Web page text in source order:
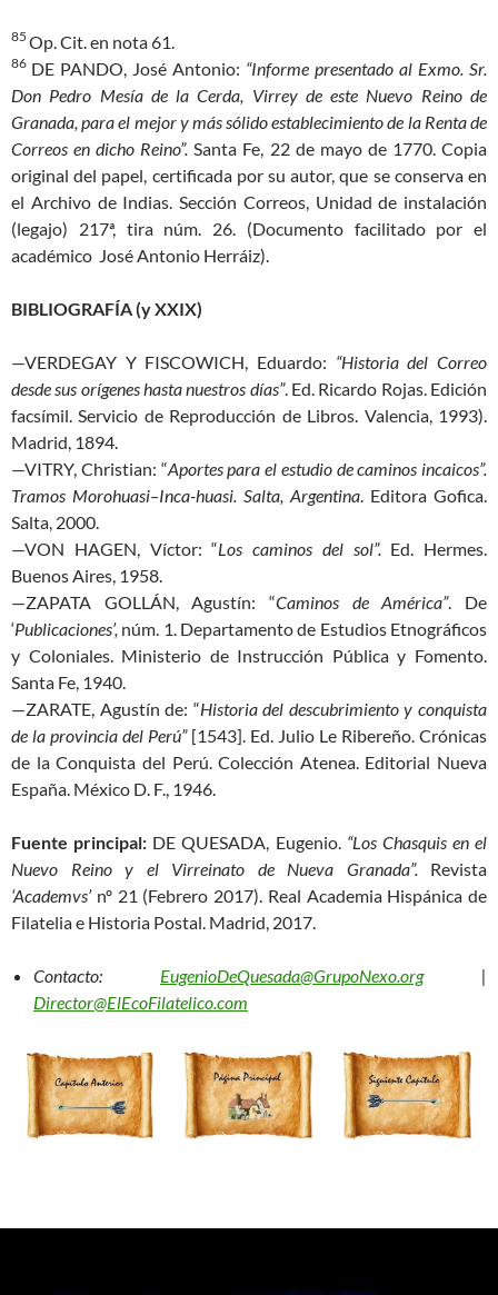
85 Op. Cit. en nota 61.
86 DE PANDO, José Antonio: “Informe presentado al Exmo. Sr.
Don Pedro Mesía de la Cerda, Virrey de este Nuevo Reino de
Granada, para el mejor y más sólido establecimiento de la Renta de
Correos en dicho Reino”. Santa Fe, 22 de mayo de 1770. Copia
original del papel, certificada por su autor, que se conserva en
el Archivo de Indias. Sección Correos, Unidad de instalación
(legajo) 217ª, tira núm. 26. (Documento facilitado por el
académico José Antonio Herráiz).
BIBLIOGRAFÍA (y XXIX)
—VERDEGAY Y FISCOWICH, Eduardo: “Historia del Correo
desde sus orígenes hasta nuestros días”. Ed. Ricardo Rojas. Edición
facsímil. Servicio de Reproducción de Libros. Valencia, 1993).
Madrid, 1894.
—VITRY, Christian: “Aportes para el estudio de caminos incaicos”.
Tramos Morohuasi–Inca-huasi. Salta, Argentina . Editora Gofica.
Salta, 2000.
—VON HAGEN, Víctor: “Los caminos del sol”. Ed. Hermes.
Buenos Aires, 1958.
—ZAPATA GOLLÁN, Agustín: “Caminos de América”. De
‘Publicaciones’, núm. 1. Departamento de Estudios Etnográficos
y Coloniales. Ministerio de Instrucción Pública y Fomento.
Santa Fe, 1940.
—ZARATE, Agustín de: “Historia del descubrimiento y conquista
de la provincia del Perú” [1543]. Ed. Julio Le Ribereño. Crónicas
de la Conquista del Perú. Colección Atenea. Editorial Nueva
España. México D. F., 1946.
Fuente principal: DE QUESADA, Eugenio. “Los Chasquis en el
Nuevo Reino y el Virreinato de Nueva Granada”. Revista
‘Academvs’nº 21 (Febrero 2017). Real Academia Hispánica de
Filatelia e Historia Postal. Madrid, 2017.
Contacto: EugenioDeQuesada@GrupoNexo.org|
Director@ElEcoFilatelico.com